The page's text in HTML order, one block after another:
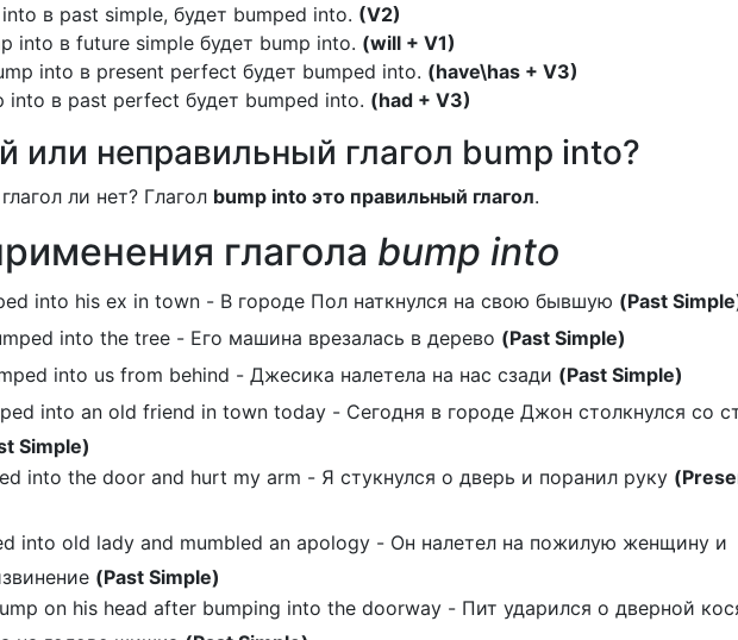
в past simple, будет bumped into. (V2)
into в future simple будет bump into. (will + V1)
into в present perfect будет bumped into. (have\has + V3)
в past perfect будет bumped into. (had + V3)
или неправильный глагол bump into?
ли нет? Глагол bump into это правильный глагол.
глагола bump into
into his ex in town - В городе Пол наткнулся на свою бывшую (Past
into the tree - Его машина врезалась в дерево (Past Simple)
into us from behind - Джесика налетела на нас сзади (Past Simple)
into an old friend in town today - Сегодня в городе Джон столкнулся со
Simple)
into the door and hurt my arm - Я стукнулся о дверь и поранил руку
into old lady and mumbled an apology - Он налетел на пожилую женщину и
(Past Simple)
on his head after bumping into the doorway - Пит ударился о дверной